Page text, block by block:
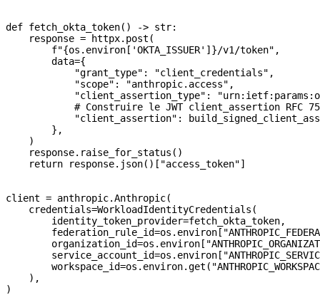
def fetch_okta_token() -> str:
    response
= httpx.post(
        f
"{os.environ[ 'OKTA_ISSUER' ] }/v1/token" ,
        data
={
            "grant_type"
: "client_credentials" ,
            "scope"
: "anthropic.access" ,
            "client_assertion_type"
:
# Construire le JWT client_assertion RFC
            "client_assertion"
:
        },
    )
    response.raise_for_status()
    return
response.json()[ "access_token"]
client = anthropic.Anthropic(
    credentials
=WorkloadIdentityCredentials(
        identity_token_provider
=fetch_okta_token,
        federation_rule_id
=os.environ[
        organization_id
=os.environ[
        service_account_id
=os.environ[
        workspace_id
=os.environ.get(
    ),
)